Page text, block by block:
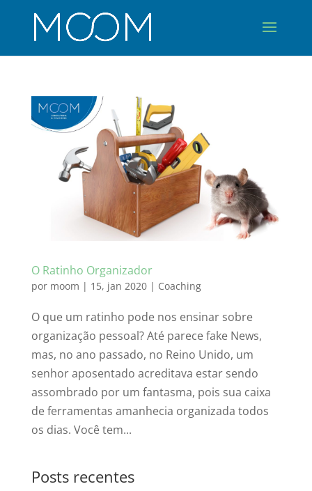
O Ratinho Organizador
por moom | 15, jan 2020| Coaching
O que um ratinho pode nos ensinar sobre
organização pessoal? Até parece fake News,
mas, no ano passado, no Reino Unido, um
senhor aposentado acreditava estar sendo
assombrado por um fantasma, pois sua caixa
de ferramentas amanhecia organizada todos
os dias. Você tem...
Posts recentes